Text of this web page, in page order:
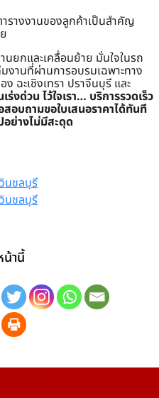
ารางงานของลูกค้าเป็นสำคัญ
นยกและเคลื่อนย้าย มั่นใจในรถ
านที่ผ่านการอบรมเฉพาะทาง
ฉะเชิงเทรา ปราจีนบุรี และ
งด่วน ไว้ใจเรา… บริการรวดเร็ว
อบถามขอใบเสนอราคาได้ทันที
ย่างไม่มีสะดุด
นชลบุรี
นชลบุรี
น้านี้